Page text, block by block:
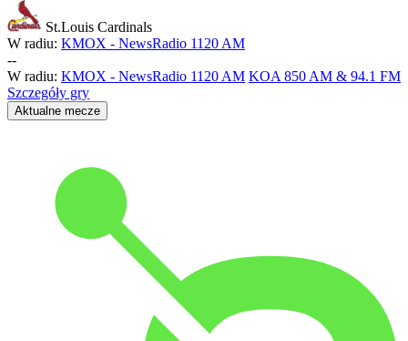
St.Louis Cardinals
W radiu: KMOX - NewsRadio 1120 AM
--
W radiu: KMOX - NewsRadio 1120 AM KOA 850 AM & 94.1 FM
Szczegóły gry
Aktualne mecze